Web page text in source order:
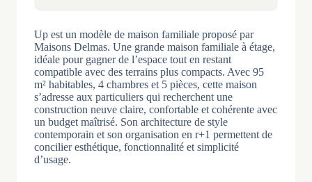
Up est un modèle de maison familiale proposé par
Maisons Delmas. Une grande maison familiale à étage,
idéale pour gagner de l’espace tout en restant
compatible avec des terrains plus compacts. Avec 95
m² habitables, 4 chambres et 5 pièces, cette maison
s’adresse aux particuliers qui recherchent une
construction neuve claire, confortable et cohérente avec
un budget maîtrisé. Son architecture de style
contemporain et son organisation en r+1 permettent de
concilier esthétique, fonctionnalité et simplicité
d’usage.